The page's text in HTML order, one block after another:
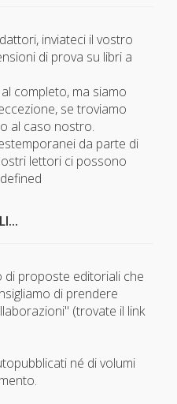
inviateci il vostro
di prova su libri a
completo, ma siamo
se troviamo
al caso nostro.
da parte di
lettori ci possono
di proposte editoriali che
di prendere
(trovate il link
né di volumi